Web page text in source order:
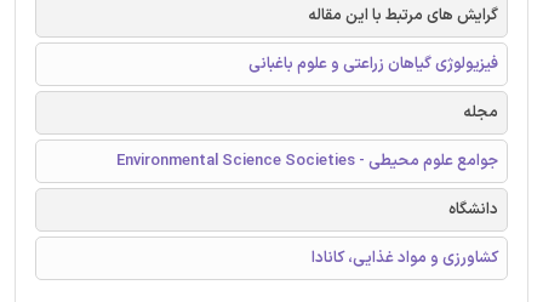
گرایش های مرتبط با این مقاله
فیزیولوژی گیاهان زراعتی و علوم باغبانی
مجله
جوامع علوم محیطی - Environmental Science Societies
دانشگاه
کشاورزی و مواد غذایی، کانادا